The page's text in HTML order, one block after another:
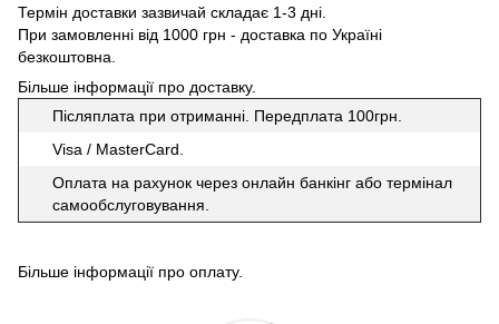
Термін доставки зазвичай складає 1-3 дні.
При замовленні від 1000 грн - доставка по Україні
безкоштовна.
Більше інформації про доставку.
Післяплата при отриманні. Передплата 100грн.
Visa / MasterCard.
Оплата на рахунок через онлайн банкінг або термінал
самообслуговування.
Більше інформації про оплату.